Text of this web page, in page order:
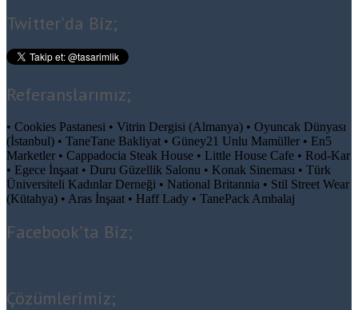
Twitter’da Biz;
Referanslarımız;
• Cookies Pastanesi • Vitrin Dergisi (Almanya) • Oyuncak Dünyası
(İstanbul) • TaneTane Bakliyat • Güney21 Unlu Mamüller • En5
Marketler • Cappadocia Steak House • Little House Cafe • Rod-Kar
• Egece İnşaat • Duru Güzellik Salonu • Konak Sineması • Türk
Üniversiteli Kadınlar Derneği • National Britannia • Stil Street Wear
(Kütahya) • Aras İnşaat • Haff Lady • TanePack Ambalaj
Facebook’ta Biz;
Çözümlerimiz;